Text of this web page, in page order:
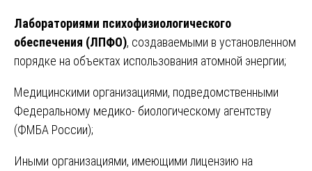
Лабораториями психофизиологического
обеспечения (ЛПФО), создаваемыми в установленном
порядке на объектах использования атомной энергии;
Медицинскими организациями, подведомственными
Федеральному медико- биологическому агентству
(ФМБА России);
Иными организациями, имеющими лицензию на